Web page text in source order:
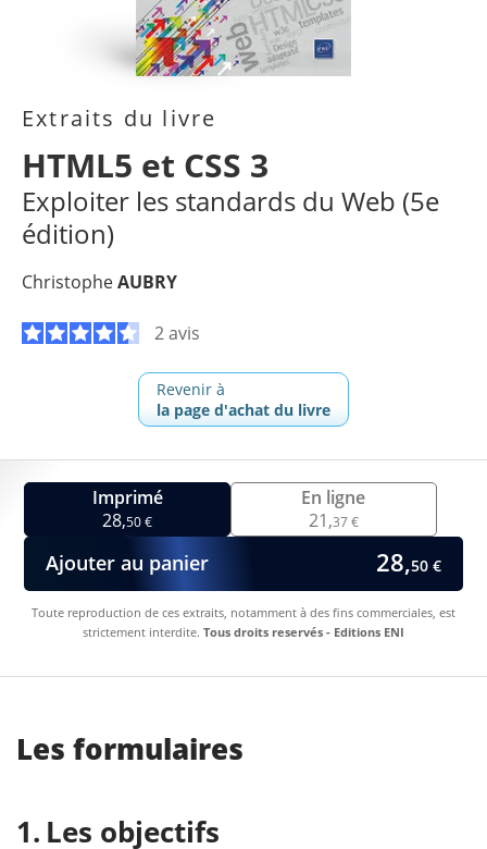
Extraits du livre
HTML5 et CSS 3
Exploiter les standards du Web (5e
édition)
ChristopheAUBRY
2 avis
Revenir à
la page d'achat du livre
Imprimé
28,50 €
En ligne
21,37 €
Ajouter au panier 28,50 €
Toute reproduction de ces extraits, notamment à des fins commerciales, est
strictement interdite. Tous droits reservés - Editions ENI
Les formulaires
Les objectifs